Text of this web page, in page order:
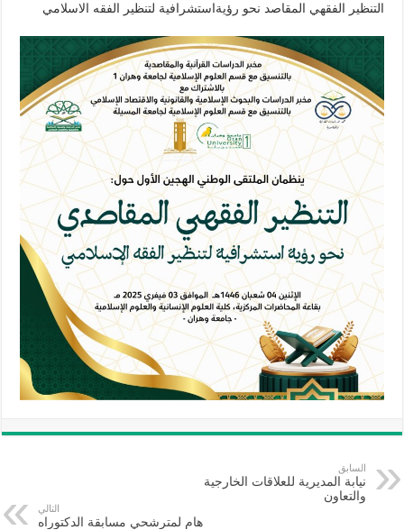
التنظير الفقهي المقاصد نحو رؤيةاستشرافية لتنظير الفقه الاسلامي
السابق
نيابة المديرية للعلاقات الخارجية
والتعاون
التالي
هام لمترشحي مسابقة الدكتوراه